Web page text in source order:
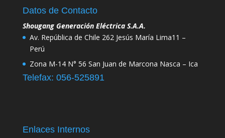
Datos de Contacto
Shougang Generación Eléctrica S.A.A.
Av. República de Chile 262 Jesús María Lima11 –
Perú
Zona M-14 N° 56 San Juan de Marcona Nasca – Ica
Telefax: 056-525891
Enlaces Internos